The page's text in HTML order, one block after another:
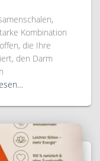
Kombination
die Ihre
den Darm